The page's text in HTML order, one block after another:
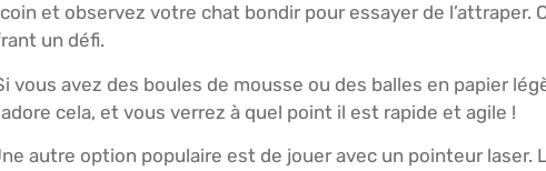
et observez votre chat bondir pour essayer de
un défi.
vous avez des boules de mousse ou des balles en papier
cela, et vous verrez à quel point il est rapide et agile !
autre option populaire est de jouer avec un pointeur